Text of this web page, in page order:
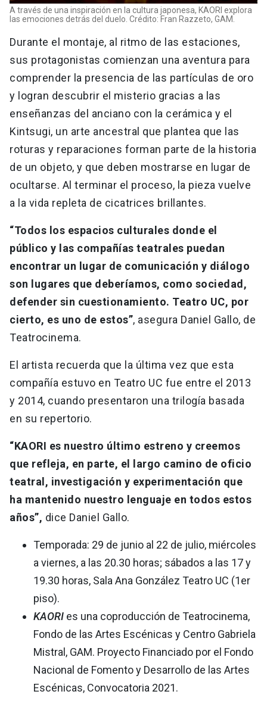
A través de una inspiración en la cultura japonesa, KAORI explora
las emociones detrás del duelo. Crédito: Fran Razzeto, GAM.
Durante el montaje, al ritmo de las estaciones,
sus protagonistas comienzan una aventura para
comprender la presencia de las partículas de oro
y logran descubrir el misterio gracias a las
enseñanzas del anciano con la cerámica y el
Kintsugi, un arte ancestral que plantea que las
roturas y reparaciones forman parte de la historia
de un objeto, y que deben mostrarse en lugar de
ocultarse. Al terminar el proceso, la pieza vuelve
a la vida repleta de cicatrices brillantes.
“Todos los espacios culturales donde el
público y las compañías teatrales puedan
encontrar un lugar de comunicación y diálogo
son lugares que deberíamos, como sociedad,
defender sin cuestionamiento. Teatro UC, por
cierto, es uno de estos”, asegura Daniel Gallo, de
Teatrocinema.
El artista recuerda que la última vez que esta
compañía estuvo en Teatro UC fue entre el 2013
y 2014, cuando presentaron una trilogía basada
en su repertorio.
“KAORI es nuestro último estreno y creemos
que refleja, en parte, el largo camino de oficio
teatral, investigación y experimentación que
ha mantenido nuestro lenguaje en todos estos
años”, dice Daniel Gallo.
Temporada: 29 de junio al 22 de julio, miércoles
a viernes, a las 20.30 horas; sábados a las 17 y
19.30 horas, Sala Ana González Teatro UC (1er
piso).
KAORI es una coproducción de Teatrocinema,
Fondo de las Artes Escénicas y Centro Gabriela
Mistral, GAM. Proyecto Financiado por el Fondo
Nacional de Fomento y Desarrollo de las Artes
Escénicas, Convocatoria 2021.